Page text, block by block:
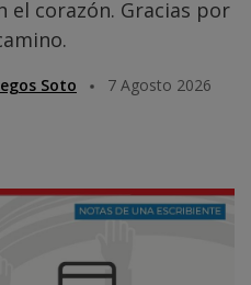
el corazón. Gracias por
Soto
7 Agosto 2026